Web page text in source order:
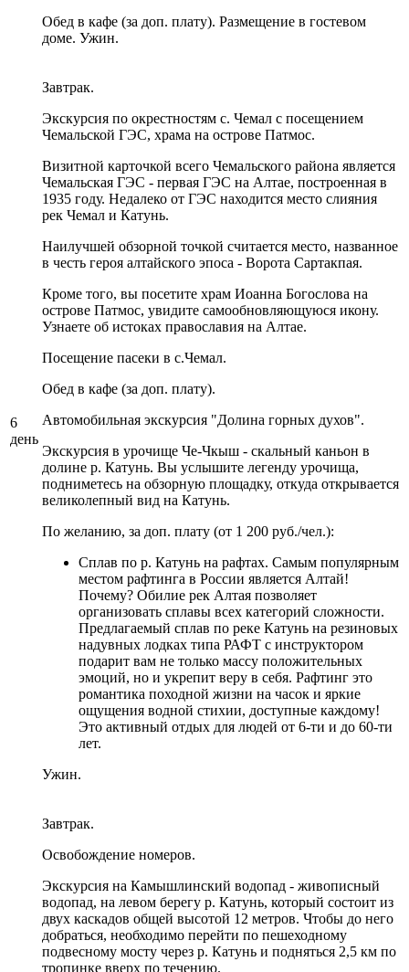
Обед в кафе (за доп. плату). Размещение в гостевом
доме. Ужин.
6
день
Завтрак.
Экскурсия по окрестностям с. Чемал с посещением
Чемальской ГЭС, храма на острове Патмос.
Визитной карточкой всего Чемальского района является
Чемальская ГЭС - первая ГЭС на Алтае, построенная в
1935 году. Недалеко от ГЭС находится место слияния
рек Чемал и Катунь.
Наилучшей обзорной точкой считается место, названное
в честь героя алтайского эпоса - Ворота Сартакпая.
Кроме того, вы посетите храм Иоанна Богослова на
острове Патмос, увидите самообновляющуюся икону.
Узнаете об истоках православия на Алтае.
Посещение пасеки в с.Чемал.
Обед в кафе (за доп. плату).
Автомобильная экскурсия "Долина горных духов".
Экскурсия в урочище Че-Чкыш - скальный каньон в
долине р. Катунь. Вы услышите легенду урочища,
подниметесь на обзорную площадку, откуда открывается
великолепный вид на Катунь.
По желанию, за доп. плату (от 1 200 руб./чел.):
Сплав по р. Катунь на рафтах. Самым популярным
местом рафтинга в России является Алтай!
Почему? Обилие рек Алтая позволяет
организовать сплавы всех категорий сложности.
Предлагаемый сплав по реке Катунь на резиновых
надувных лодках типа РАФТ с инструктором
подарит вам не только массу положительных
эмоций, но и укрепит веру в себя. Рафтинг это
романтика походной жизни на часок и яркие
ощущения водной стихии, доступные каждому!
Это активный отдых для людей от 6-ти и до 60-ти
лет.
Ужин.
Завтрак.
Освобождение номеров.
Экскурсия на Камышлинский водопад - живописный
водопад, на левом берегу р. Катунь, который состоит из
двух каскадов общей высотой 12 метров. Чтобы до него
добраться, необходимо перейти по пешеходному
подвесному мосту через р. Катунь и подняться 2,5 км по
тропинке вверх по течению.